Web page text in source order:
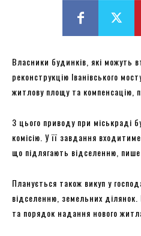
Власники будинків, які можуть
реконструкцію Іванівського
житлову площу та компенсацію,
З цього приводу при міськраді
комісію. У її завдання
що підлягають відселенню, пише
Планується також викуп у
відселенню, земельних
та порядок надання нового